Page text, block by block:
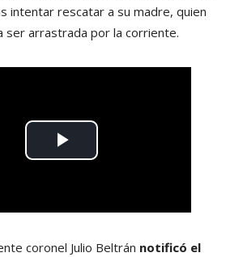
intentar rescatar a su madre, quien
ser arrastrada por la corriente.
coronel Julio Beltrán notificó el